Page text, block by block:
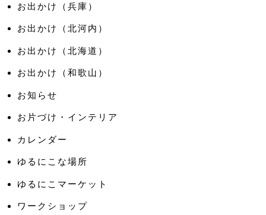
お出かけ（兵庫）
お出かけ（北河内）
お出かけ（北海道）
お出かけ（和歌山）
お知らせ
お片づけ・インテリア
カレンダー
ゆるにこな場所
ゆるにこマーケット
ワークショップ